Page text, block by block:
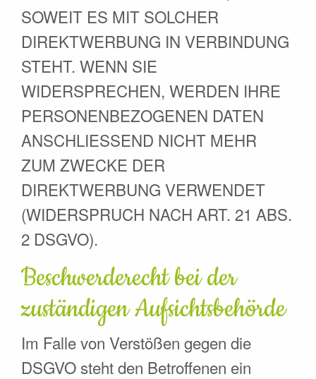
SOWEIT ES MIT SOLCHER
DIREKTWERBUNG IN VERBINDUNG
STEHT. WENN SIE
WIDERSPRECHEN, WERDEN IHRE
PERSONENBEZOGENEN DATEN
ANSCHLIESSEND NICHT MEHR
ZUM ZWECKE DER
DIREKTWERBUNG VERWENDET
(WIDERSPRUCH NACH ART. 21 ABS.
2 DSGVO).
Beschwerde­recht bei der
zuständigen Aufsichts­behörde
Im Falle von Verstößen gegen die
DSGVO steht den Betroffenen ein